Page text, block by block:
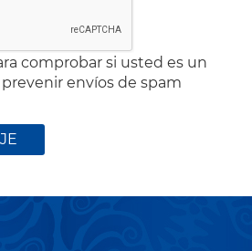
comprobar si usted es un
envíos de spam